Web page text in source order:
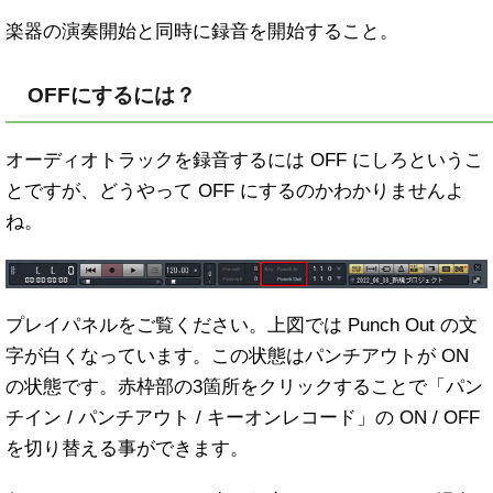
楽器の演奏開始と同時に録音を開始すること。
OFFにするには？
オーディオトラックを録音するには OFF にしろというこ
とですが、どうやって OFF にするのかわかりませんよ
ね。
プレイパネルをご覧ください。上図では Punch Out の文
字が白くなっています。この状態はパンチアウトが ON
の状態です。赤枠部の3箇所をクリックすることで「パン
チイン / パンチアウト / キーオンレコード」の ON / OFF
を切り替える事ができます。